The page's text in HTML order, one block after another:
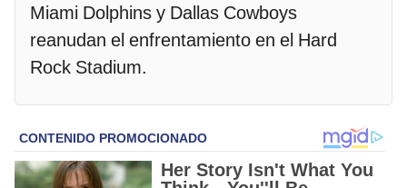
Miami Dolphins y Dallas Cowboys
reanudan el enfrentamiento en el Hard
Rock Stadium.